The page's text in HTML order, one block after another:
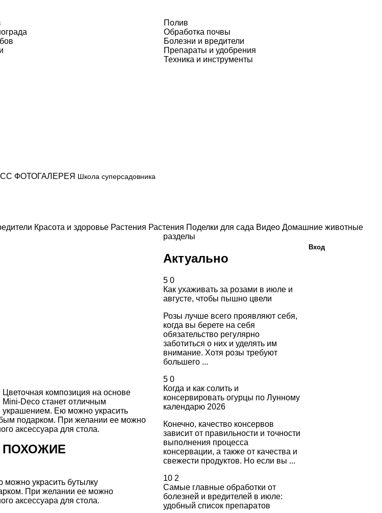
Полив
Обработка почвы
Болезни и вредители
Препараты и удобрения
Техника и инструменты
ФОТОГАЛЕРЕЯ Школа суперсадовника
Красота и здоровье Растения Растения Поделки для сада Видео Домашние животные
Цветочная композиция на основе
Mini-Deco станет отличным
украшением. Ею можно украсить
подарком. При желании ее можно
аксессуара для стола.
украсить бутылку
При желании ее можно
аксессуара для стола.
ПОХОЖИЕ
разделы
Актуально
5 0
Как ухаживать за розами в июле и
августе, чтобы пышно цвели
Розы лучше всего проявляют себя,
когда вы берете на себя
обязательство регулярно
заботиться о них и уделять им
внимание. Хотя розы требуют
большего ...
5 0
Когда и как солить и
консервировать огурцы по Лунному
календарю 2026
Конечно, качество консервов
зависит от правильности и точности
выполнения процесса
консервации, а также от качества и
свежести продуктов. Но если вы ...
10 2
Самые главные обработки от
болезней и вредителей в июле:
удобный список препаратов
Вход